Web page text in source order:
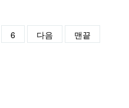
6 다음 맨끝